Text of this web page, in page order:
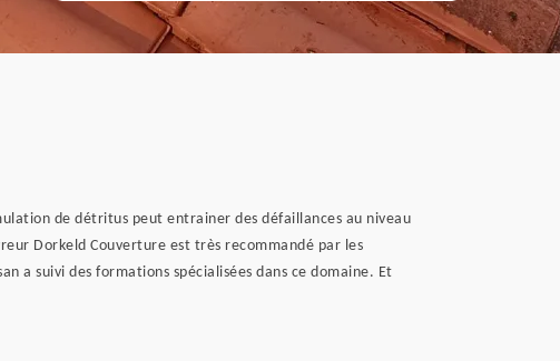
de détritus peut entrainer des défaillances au niveau
Dorkeld Couverture est très recommandé par les
a suivi des formations spécialisées dans ce domaine. Et